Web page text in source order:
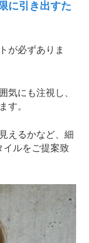
に引き出すた
が必ずありま
気にも注視し、
す。
えるかなど、細
イルをご提案致